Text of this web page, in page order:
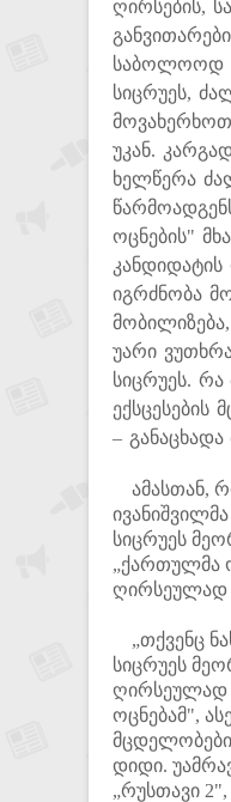
ღირსების,
საბოლოოდ
სიცრუეს,
უკან.
ხელწერა
ოცნების"
იგრძნობა
უარი
სიცრუეს. რა
ექსცესების
– განაცხადა
ამასთან,
სიცრუეს
„ქართულმა
ღირსეულად
„თქვენც
სიცრუეს
ღირსეულად
ოცნებამ",
მცდელობები
დიდი.
„რუსთავი